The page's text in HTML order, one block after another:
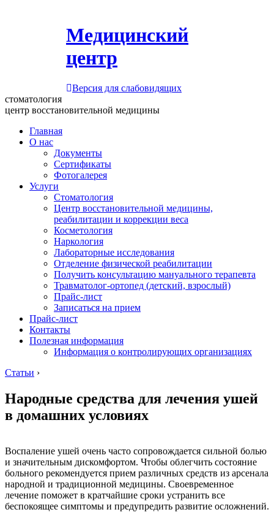
Медицинский
центр
Версия для слабовидящих
стоматология
центр восстановительной медицины
Главная
О нас
Документы
Сертификаты
Фотогалерея
Услуги
Стоматология
Центр восстановительной медицины,
реабилитации и коррекции веса
Косметология
Наркология
Лабораторные исследования
Отделение физической реабилитации
Получить консультацию мануального терапевта
Травматолог-ортопед (детский, взрослый)
Прайс-лист
Записаться на прием
Прайс-лист
Контакты
Полезная информация
Информация о контролирующих организациях
Статьи ›
Народные средства для лечения ушей
в домашних условиях
Воспаление ушей очень часто сопровождается сильной болью
и значительным дискомфортом. Чтобы облегчить состояние
больного рекомендуется прием различных средств из арсенала
народной и традиционной медицины. Своевременное
лечение поможет в кратчайшие сроки устранить все
беспокоящее симптомы и предупредить развитие осложнений.